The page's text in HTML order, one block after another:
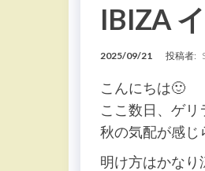
IBIZA
2025/09/21 投稿者:
こんにちは🙂
ここ数日、ゲ
秋の気配が感じ
明け方はかなり